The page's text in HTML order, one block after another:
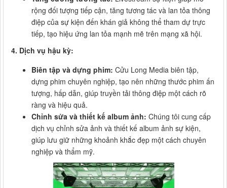
rộng đối tượng tiếp cận, tăng tương tác và lan tỏa thông
điệp của sự kiện đến khán giả không thể tham dự trực
tiếp, tạo hiệu ứng lan tỏa mạnh mẽ trên mạng xã hội.
4. Dịch vụ hậu kỳ:
Biên tập và dựng phim: Cửu Long Media biên tập,
dựng phim chuyên nghiệp, tạo nên những thước phim ấn
tượng, hấp dẫn, giúp truyền tải thông điệp một cách rõ
ràng và hiệu quả.
Chỉnh sửa và thiết kế album ảnh: Chúng tôi cung cấp
dịch vụ chỉnh sửa ảnh và thiết kế album ảnh sự kiện,
giúp lưu giữ những khoảnh khắc đẹp một cách chuyên
nghiệp và thẩm mỹ.